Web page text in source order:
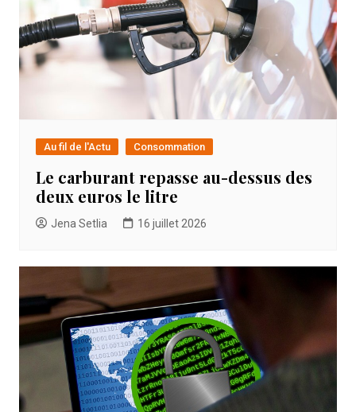
Au fil de l'Actu Consommation
Le carburant repasse au-dessus des
deux euros le litre
Jena Setlia 16 juillet 2026